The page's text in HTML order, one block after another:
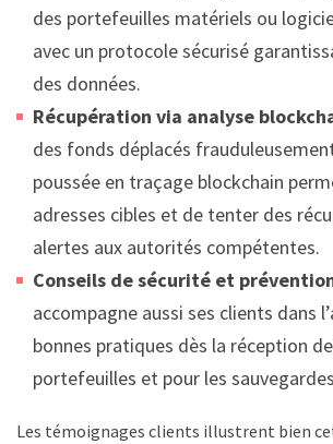
des portefeuilles matériels ou
avec un protocole sécurisé
des données.
Récupération via analyse
des fonds déplacés
poussée en traçage blockchain
adresses cibles et de tenter des
alertes aux autorités compétentes.
Conseils de sécurité et
accompagne aussi ses clients dans
bonnes pratiques dès la réception
portefeuilles et pour les
Les témoignages clients illustrent bien